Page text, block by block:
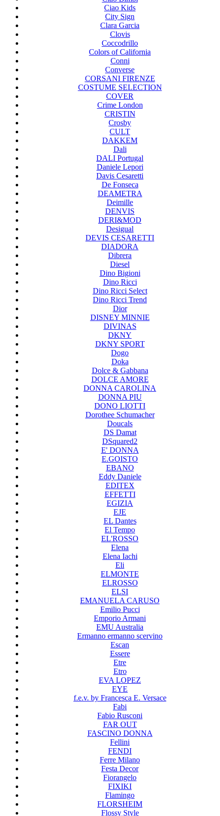
Ciao Kids
City Sign
Clara Garcia
Clovis
Coccodrillo
Colors of California
Conni
Converse
CORSANI FIRENZE
COSTUME SELECTION
COVER
Crime London
CRISTIN
Crosby
CULT
DAKKEM
Dali
DALI Portugal
Daniele Lepori
Davis Cesaretti
De Fonseca
DEAMETRA
Deimille
DENVIS
DERI&MOD
Desigual
DEVIS CESARETTI
DIADORA
Dibrera
Diesel
Dino Bigioni
Dino Ricci
Dino Ricci Select
Dino Ricci Trend
Dior
DISNEY MINNIE
DIVINAS
DKNY
DKNY SPORT
Dogo
Doka
Dolce & Gabbana
DOLCE AMORE
DONNA CAROLINA
DONNA PIU
DONO LIOTTI
Dorothee Schumacher
Doucals
DS Damat
DSquared2
E' DONNA
E.GOISTO
EBANO
Eddy Daniele
EDITEX
EFFETTI
EGIZIA
EJE
EL Dantes
El Tempo
EL'ROSSO
Elena
Elena Iachi
Eli
ELMONTE
ELROSSO
ELSI
EMANUELA CARUSO
Emilio Pucci
Emporio Armani
EMU Australia
Ermanno ermanno scervino
Escan
Essere
Etre
Etro
EVA LOPEZ
EYE
f.e.v. by Francesca E. Versace
Fabi
Fabio Rusconi
FAR OUT
FASCINO DONNA
Fellini
FENDI
Ferre Milano
Festa Decor
Fiorangelo
FIXIKI
Flamingo
FLORSHEIM
Flossy Style